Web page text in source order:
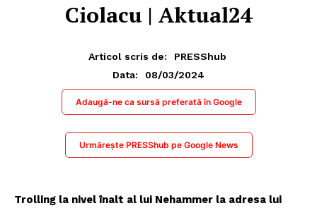
Ciolacu | Aktual24
Articol scris de:
PRESShub
Data:
08/03/2024
Adaugă-ne ca sursă preferată în Google
Urmărește PRESShub pe Google News
Trolling la nivel înalt al lui Nehammer la adresa lui